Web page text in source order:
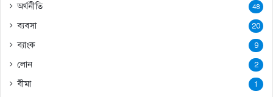
অর্থনীতি 48
ব্যবসা 20
ব্যাংক 9
লোন 2
বীমা 1